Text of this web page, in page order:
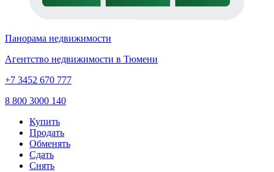
Панорама недвижимости
Агентство недвижимости в Тюмени
+7 3452 670 777
8 800 3000 140
Купить
Продать
Обменять
Сдать
Снять